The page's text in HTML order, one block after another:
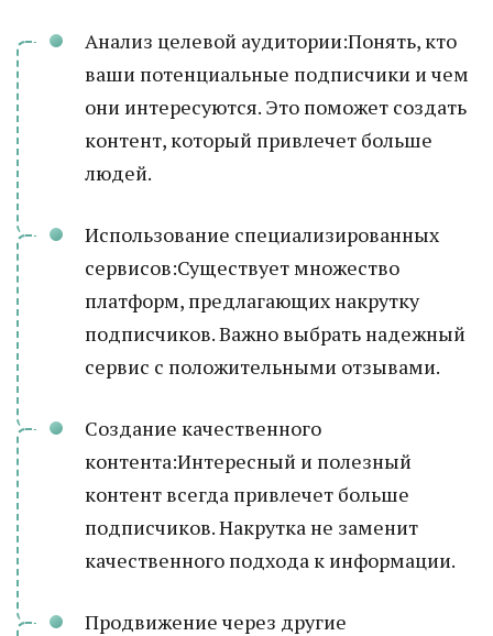
Анализ целевой аудитории:Понять, кто
ваши потенциальные подписчики и чем
они интересуются. Это поможет создать
контент, который привлечет больше
людей.
Использование специализированных
сервисов:Существует множество
платформ, предлагающих накрутку
подписчиков. Важно выбрать надежный
сервис с положительными отзывами.
Создание качественного
контента:Интересный и полезный
контент всегда привлечет больше
подписчиков. Накрутка не заменит
качественного подхода к информации.
Продвижение через другие